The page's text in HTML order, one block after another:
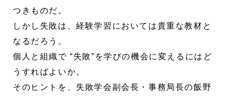
つきものだ。
しかし失敗は、経験学習においては貴重な教材と
なるだろう。
個人と組織で “失敗”を学びの機会に変えるにはど
うすればよいか。
そのヒントを、失敗学会副会長・事務局長の飯野